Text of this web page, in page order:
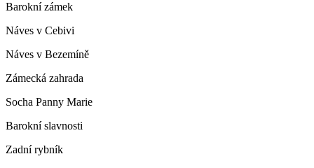
Barokní zámek
Náves v Cebivi
Náves v Bezemíně
Zámecká zahrada
Socha Panny Marie
Barokní slavnosti
Zadní rybník